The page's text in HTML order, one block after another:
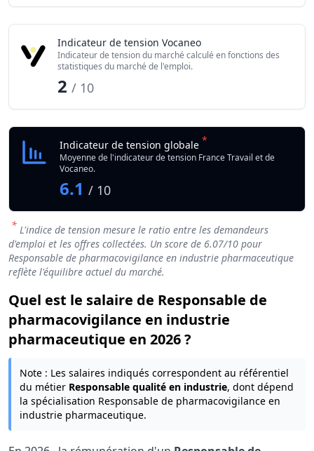
Indicateur de tension Vocaneo
Indicateur de tension du marché calculé en fonctions des
statistiques du marché de l'emploi.
2 / 10
Indicateur de tension globale *
Moyenne de l'indicateur de tension France Travail et de
Vocaneo.
6.1 / 10
* L'indice de tension mesure le ratio entre les demandeurs
d'emploi et les offres collectées. Un score de 6.07/10 pour
Responsable de pharmacovigilance en industrie pharmaceutique
reflète l'équilibre actuel du marché.
Quel est le salaire de Responsable de
pharmacovigilance en industrie
pharmaceutique en 2026 ?
Note : Les salaires indiqués correspondent au référentiel
du métier Responsable qualité en industrie, dont dépend
la spécialisation Responsable de pharmacovigilance en
industrie pharmaceutique.